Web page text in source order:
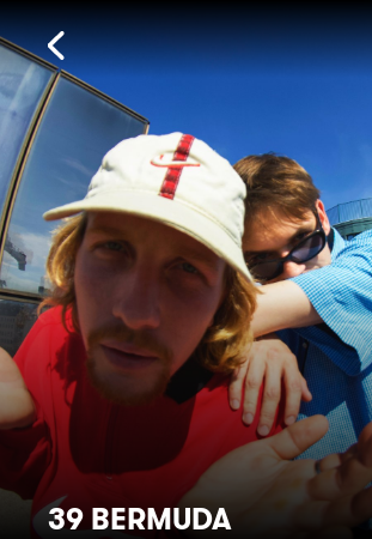
39 BERMUDA